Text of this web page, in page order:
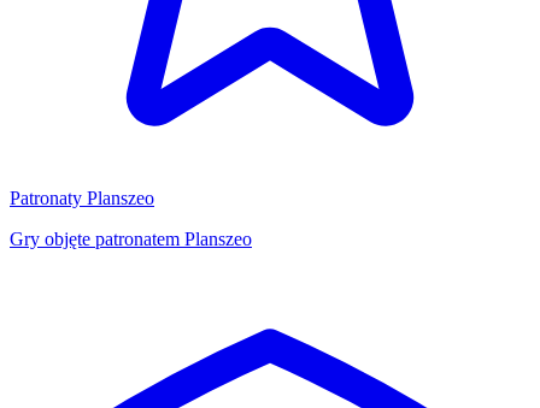
Patronaty Planszeo
Gry objęte patronatem Planszeo